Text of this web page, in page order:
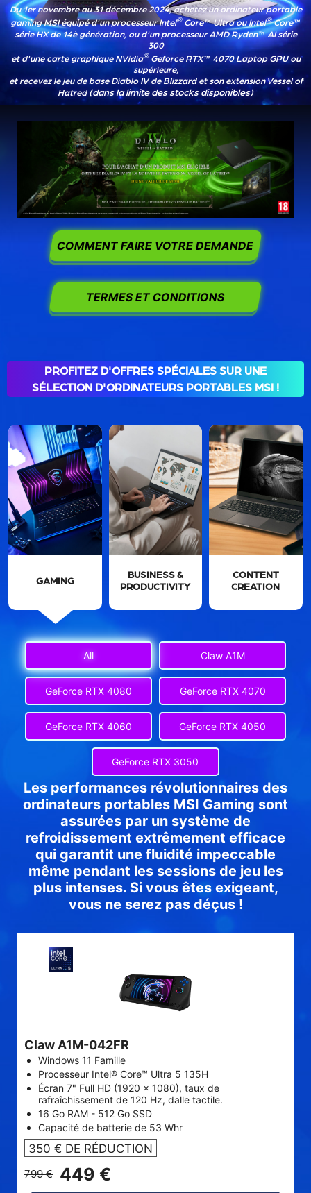
Du 1er novembre au 31 décembre 2024, achetez un ordinateur portable
gaming MSI équipé d'un processeur Intel®Core™ Ultra ou Intel®Core™
série HX de 14è génération, ou d'un processeur AMD Ryden™ AI série
300
et d'une carte graphique NVidia®Geforce RTX™ 4070 Laptop GPU ou
supérieure,
et recevez le jeu de base Diablo IV de Blizzard et son extension Vessel of
Hatred(dans la limite des stocks disponibles)
COMMENT FAIRE VOTRE DEMANDE
TERMES ET CONDITIONS
PROFITEZ D'OFFRES SPÉCIALES SUR UNE
SÉLECTION D'ORDINATEURS PORTABLES MSI !
GAMING
BUSINESS &
PRODUCTIVITY
CONTENT
CREATION
All Claw A1M
GeForce RTX 4080 GeForce RTX 4070
GeForce RTX 4060 GeForce RTX 4050
GeForce RTX 3050
Les performances révolutionnaires des
ordinateurs portables MSI Gaming sont
assurées par un système de
refroidissement extrêmement efficace
qui garantit une fluidité impeccable
même pendant les sessions de jeu les
plus intenses. Si vous êtes exigeant,
vous ne serez pas déçus !
Claw A1M-042FR
Windows 11 Famille
Processeur Intel® Core™ Ultra 5 135H
Écran 7" Full HD (1920 x 1080), taux de
rafraîchissement de 120 Hz, dalle tactile.
16 Go RAM - 512 Go SSD
Capacité de batterie de 53 Whr
350 € DE RÉDUCTION
799 € 449 €